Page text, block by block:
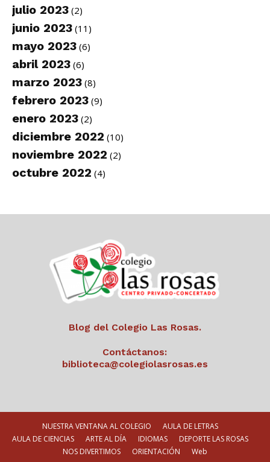
julio 2023 (2)
junio 2023 (11)
mayo 2023 (6)
abril 2023 (6)
marzo 2023 (8)
febrero 2023 (9)
enero 2023 (2)
diciembre 2022 (10)
noviembre 2022 (2)
octubre 2022 (4)
Blog del Colegio Las Rosas.
Contáctanos:
biblioteca@colegiolasrosas.es
NUESTRA VENTANA AL COLEGIO
AULA DE LETRAS
AULA DE CIENCIAS
ARTE AL DÍA IDIOMAS
DEPORTE LAS ROSAS
NOS DIVERTIMOS
ORIENTACIÓN Web